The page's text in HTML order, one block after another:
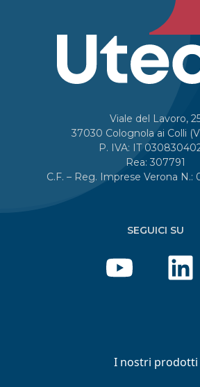
Viale del Lavoro,
37030 Colognola ai Colli
P. IVA: IT
Rea: 307791
C.F. – Reg. Imprese Verona
SEGUICI SU
I nostri prodotti